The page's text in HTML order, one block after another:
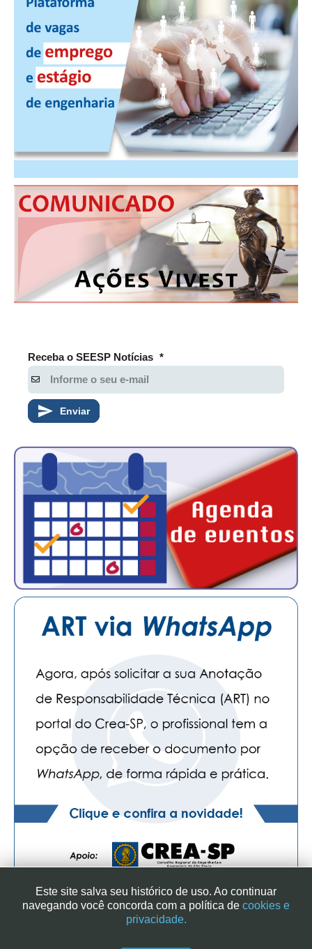
ACORDOS, CONVENÇÕES E DISSÍDIOS
CONTRIBUIÇÕES
CONTRIBUIÇÃO ASSISTENCIAL
CONTRIBUIÇÃO ASSOCIATIVA OU ANUIDADE DE SÓCIO
CONTRIBUIÇÃO SINDICAL URBANA
REVISÃO DE APOSENTADORIA
FGTS EXPURGOS
FGTS CORREÇÃO
LEGISLAÇÃO
LEI 4.950-A/1966 – PISO SALARIAL
LEI 5.194/1966 – REGULAMENTAÇÃO DA PROFISSÃO
RES 1.002/2002 – CÓDIGO DE ÉTICA
HOMOLOGAÇÕES
PISO SALARIAL
OPORTUNIDADES
APRESENTAÇÃO
EMPREGO E ESTÁGIO
CARREIRA
AUTÔNOMOS E SERVIÇOS
GUIA DAS ENGENHARIAS
CURSOS
ENGENHEIRO EMPREENDEDOR
SEESP EDUCAÇÃO
PLATAFORMAS GRATUITAS
BENEFÍCIOS
PLANO DE SAÚDE
Receba o SEESP Notícias *
Enviar
SINDICATO DOS ENGENHEIROS NO ESTADO DE SÃO PAULO
Este site salva seu histórico de uso. Ao continuar
navegando você concorda com a política de cookies e
privacidade.